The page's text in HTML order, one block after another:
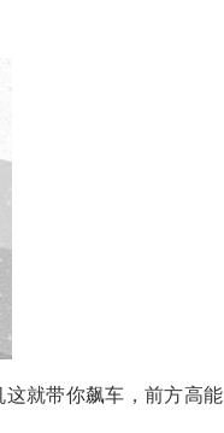
就带你飙车，前方高能